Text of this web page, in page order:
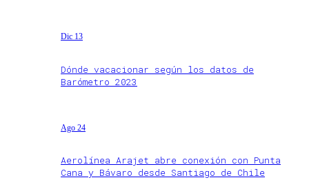
Dic 13
Dónde vacacionar según los datos de
Barómetro 2023
Ago 24
Aerolínea Arajet abre conexión con Punta
Cana y Bávaro desde Santiago de Chile